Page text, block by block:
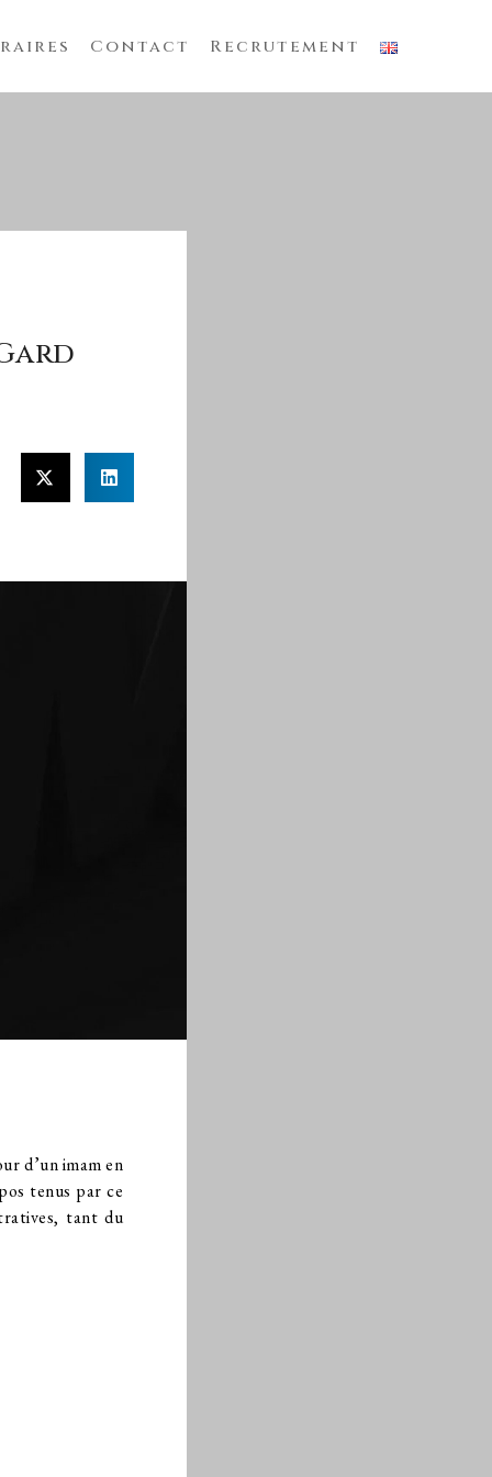
Contact Recrutement
d’un imam en
tenus par ce
tant du